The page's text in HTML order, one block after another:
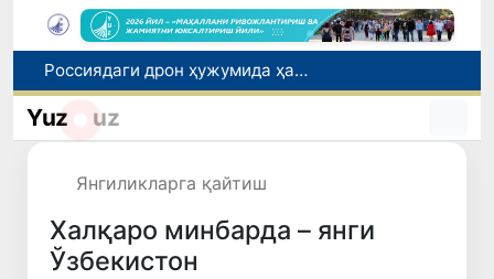
Хитой — Қирғизистон — Ўзбекистон темир йўли: Ўзбекистон учун янги имкониятлар эшиги очилмоқда
Тошкентда 70 минг доллар товламачилик қилган шахс қўлга олинди
Yuz uz
Янгиликларга қайтиш
Халқаро минбарда – янги
Ўзбекистон